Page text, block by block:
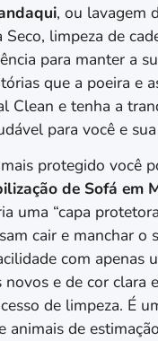
, ou lavagem
limpeza de
para manter a
que a poeira e
Clean e tenha a
para você e
protegido você
de Sofá em
uma “capa
cair e manchar o
com apenas
e de cor clara
de limpeza. É
animais de